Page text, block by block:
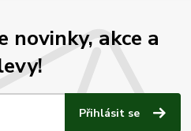
novinky, akce a
Přihlásit se